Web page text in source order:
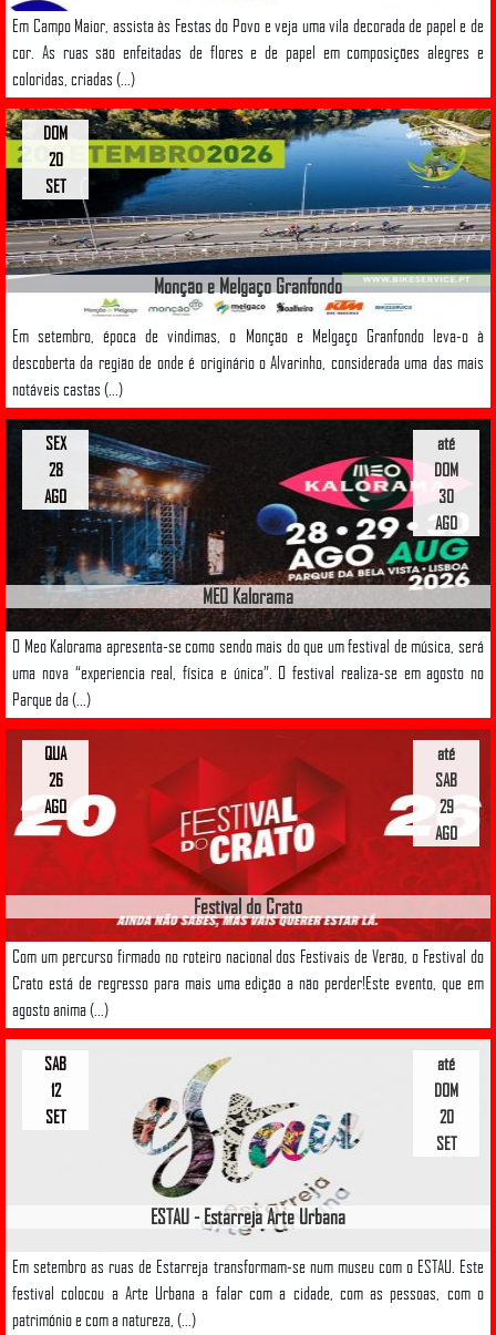
Em Campo Maior, assista às Festas do Povo e veja uma vila decorada de papel e de
cor. As ruas são enfeitadas de flores e de papel em composições alegres e
coloridas, criadas (...)
Monção e Melgaço Granfondo
Em setembro, época de vindimas, o Monção e Melgaço Granfondo leva-o à
descoberta da região de onde é originário o Alvarinho, considerada uma das mais
notáveis castas (...)
DOM
20
SET
MEO Kalorama
O Meo Kalorama apresenta-se como sendo mais do que um festival de música, será
uma nova “experiencia real, física e única”. O festival realiza-se em agosto no
Parque da (...)
até
DOM
30
AGO
SEX
28
AGO
Festival do Crato
Com um percurso firmado no roteiro nacional dos Festivais de Verão, o Festival do
Crato está de regresso para mais uma edição a não perder!Este evento, que em
agosto anima (...)
até
SAB
29
AGO
QUA
26
AGO
ESTAU - Estarreja Arte Urbana
Em setembro as ruas de Estarreja transformam-se num museu com o ESTAU. Este
festival colocou a Arte Urbana a falar com a cidade, com as pessoas, com o
património e com a natureza, (...)
até
DOM
20
SET
SAB
12
SET